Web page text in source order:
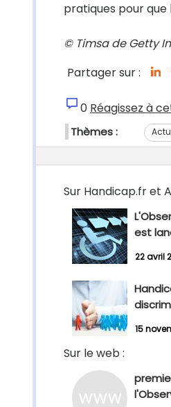
pratiques pour
© Timsa de Getty
Partager sur :
0 Réagissez à
Thèmes :
Sur Handicap.fr et
est
22 avril
15
Sur le web :